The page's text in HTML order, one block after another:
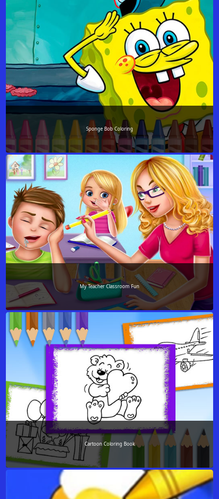
Sponge Bob Coloring
My Teacher Classroom Fun
Cartoon Coloring Book